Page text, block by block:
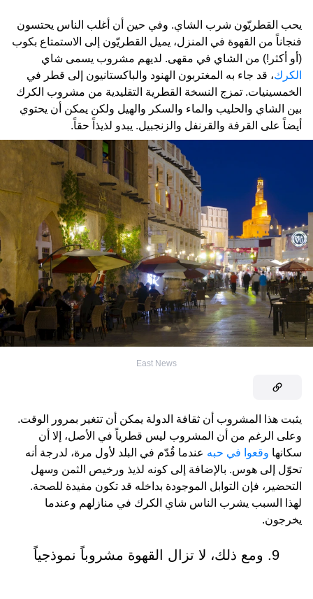
يحب القطريّون شرب الشاي. وفي حين أن أغلب الناس يحتسون
فنجاناً من القهوة في المنزل، يميل القطريّون إلى الاستمتاع بكوب
(أو أكثر!) من الشاي في مقهى. لديهم مشروب يسمى شاي
الكرك، قد جاء به المغتربون الهنود والباكستانيون إلى قطر في
الخمسينيات. تمزج النسخة القطرية التقليدية من مشروب الكرك
بين الشاي والحليب والماء والسكر والهيل ولكن يمكن أن يحتوي
أيضاً على القرفة والقرنفل والزنجبيل. يبدو لذيذاً حقاً.
East News
يثبت هذا المشروب أن ثقافة الدولة يمكن أن تتغير بمرور الوقت.
وعلى الرغم من أن المشروب ليس قطرياً في الأصل، إلا أن
سكانها وقعوا في حبه عندما قُدّم في البلد لأول مرة، لدرجة أنه
تحوّل إلى هوس. بالإضافة إلى كونه لذيذ ورخيص الثمن وسهل
التحضير، فإن التوابل الموجودة بداخله قد تكون مفيدة للصحة.
لهذا السبب يشرب الناس شاي الكرك في منازلهم وعندما
يخرجون.
9. ومع ذلك، لا تزال القهوة مشروباً نموذجياً